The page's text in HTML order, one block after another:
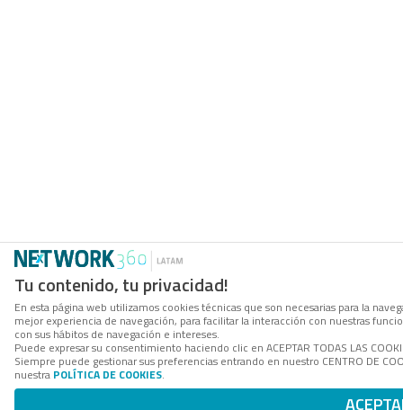
Tu contenido, tu privacidad!
En esta página web utilizamos cookies técnicas que son necesarias para la
mejor experiencia de navegación, para facilitar la interacción con nuestras
con sus hábitos de navegación e intereses.
Puede expresar su consentimiento haciendo clic en ACEPTAR TODAS LAS
Siempre puede gestionar sus preferencias entrando en nuestro CENTRO DE
nuestra POLÍTICA DE COOKIES.